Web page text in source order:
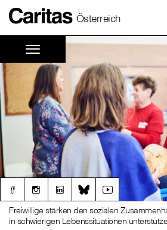
Österreich
Freiwillige stärken den sozialen
in schwierigen Lebenssituationen